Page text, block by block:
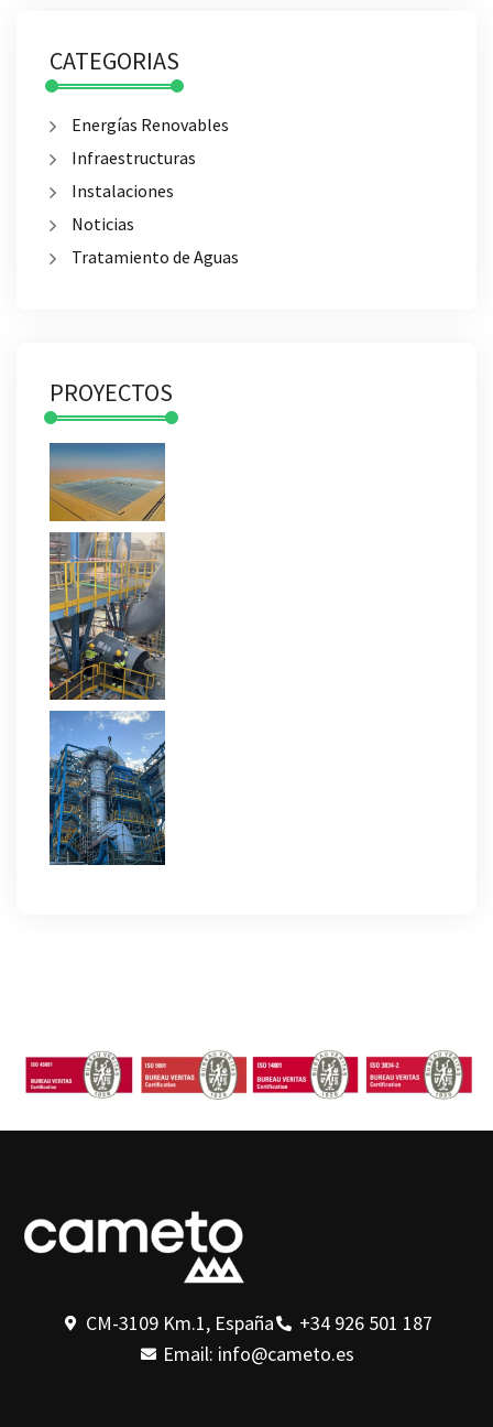
CATEGORIAS
Energías Renovables
Infraestructuras
Instalaciones
Noticias
Tratamiento de Aguas
PROYECTOS
CM-3109 Km.1, España
+34 926 501 187
Email: info@cameto.es